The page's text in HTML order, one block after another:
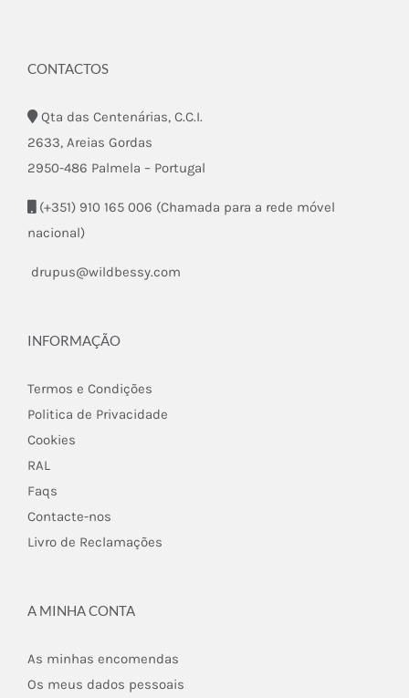
CONTACTOS
Qta das Centenárias, C.C.I.
2633, Areias Gordas
2950-486 Palmela – Portugal
(+351) 910 165 006 (Chamada para a rede móvel
nacional)
drupus@wildbessy.com
INFORMAÇÃO
Termos e Condições
Politica de Privacidade
Cookies
RAL
Faqs
Contacte-nos
Livro de Reclamações
A MINHA CONTA
As minhas encomendas
Os meus dados pessoais